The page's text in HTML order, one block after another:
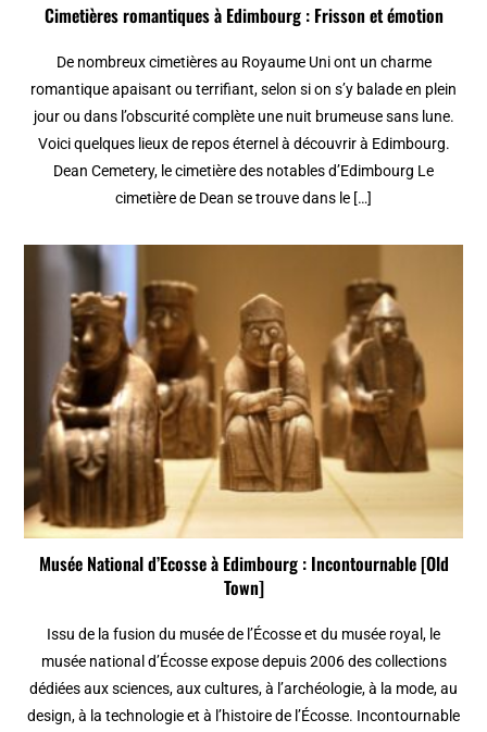
Cimetières romantiques à Edimbourg : Frisson et émotion
De nombreux cimetières au Royaume Uni ont un charme
romantique apaisant ou terrifiant, selon si on s’y balade en plein
jour ou dans l’obscurité complète une nuit brumeuse sans lune.
Voici quelques lieux de repos éternel à découvrir à Edimbourg.
Dean Cemetery, le cimetière des notables d’Edimbourg Le
cimetière de Dean se trouve dans le […]
Musée National d’Ecosse à Edimbourg : Incontournable [Old
Town]
Issu de la fusion du musée de l’Écosse et du musée royal, le
musée national d’Écosse expose depuis 2006 des collections
dédiées aux sciences, aux cultures, à l’archéologie, à la mode, au
design, à la technologie et à l’histoire de l’Écosse. Incontournable